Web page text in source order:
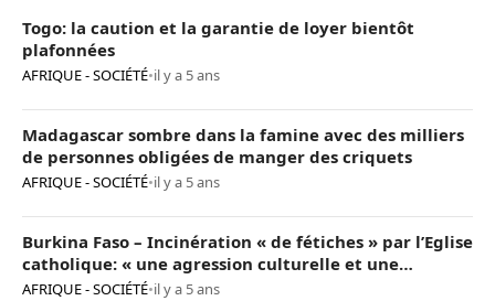
Togo: la caution et la garantie de loyer bientôt
plafonnées
AFRIQUE - SOCIÉTÉ•il y a 5 ans
Madagascar sombre dans la famine avec des milliers
de personnes obligées de manger des criquets
AFRIQUE - SOCIÉTÉ•il y a 5 ans
Burkina Faso – Incinération « de fétiches » par l’Eglise
catholique: « une agression culturelle et une
provocation de trop »
AFRIQUE - SOCIÉTÉ•il y a 5 ans